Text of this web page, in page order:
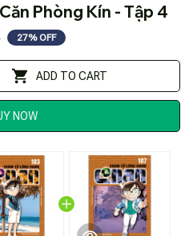
Phòng Kín - Tập 4
27% OFF
ADD TO CART
NOW